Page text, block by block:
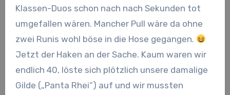
Klassen-Duos schon nach nach Sekunden tot
umgefallen wären. Mancher Pull wäre da ohne
zwei Runis wohl böse in die Hose gegangen.
Jetzt der Haken an der Sache. Kaum waren wir
endlich 40, löste sich plötzlich unsere damalige
Gilde („Panta Rhei“) auf und wir mussten